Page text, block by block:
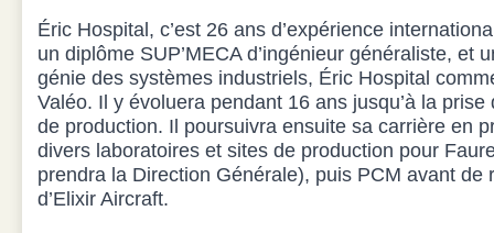
Éric Hospital, c’est 26 ans d’expérience
un diplôme SUP’MECA d’ingénieur généraliste, et
génie des systèmes industriels, Éric Hospital
Valéo. Il y évoluera pendant 16 ans jusqu’à la prise
de production. Il poursuivra ensuite sa carrière en
divers laboratoires et sites de production pour
prendra la Direction Générale), puis PCM avant de
d’Elixir Aircraft.